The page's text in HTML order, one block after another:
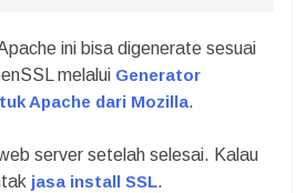
ini bisa digenerate sesuai
melalui Generator
Apache dari Mozilla.
server setelah selesai. Kalau
jasa install SSL.